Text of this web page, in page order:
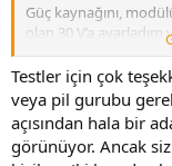
Güç kaynağını,
olan 30 V’a
Böylece en fazla 60
W değeri belirtilmişti.
görüleceği üzere
Daha sonra akımı 3
çektim. Bu da ikinci
Testler için çok
veya pil gurubu
açısından hala bir
görünüyor. Ancak